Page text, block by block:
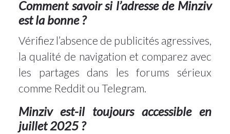
Comment savoir si l’adresse de Minziv
est la bonne ?
Vérifiez l’absence de publicités agressives,
la qualité de navigation et comparez avec
les partages dans les forums sérieux
comme Reddit ou Telegram.
Minziv est-il toujours accessible en
juillet 2025 ?